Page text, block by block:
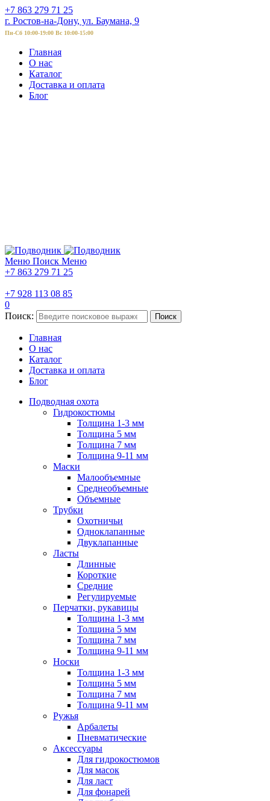
+7 863 279 71 25
г. Ростов-на-Дону, ул. Баумана, 9
Пн-Сб 10:00-19:00 Вс 10:00-15:00
Главная
О нас
Каталог
Доставка и оплата
Блог
Меню Поиск Меню
+7 863 279 71 25
+7 928 113 08 85
0
Поиск:
Поиск
Главная
О нас
Каталог
Доставка и оплата
Блог
Подводная охота
Гидрокостюмы
Толщина 1-3 мм
Толщина 5 мм
Толщина 7 мм
Толщина 9-11 мм
Маски
Малообъемные
Среднеобъемные
Объемные
Трубки
Охотничьи
Одноклапанные
Двуклапанные
Ласты
Длинные
Короткие
Средние
Регулируемые
Перчатки, рукавицы
Толщина 1-3 мм
Толщина 5 мм
Толщина 7 мм
Толщина 9-11 мм
Носки
Толщина 1-3 мм
Толщина 5 мм
Толщина 7 мм
Толщина 9-11 мм
Ружья
Арбалеты
Пневматические
Аксессуары
Для гидрокостюмов
Для масок
Для ласт
Для фонарей